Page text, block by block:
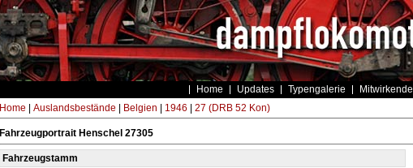
Home Updates Typengalerie Mitwirkende
Home Auslandsbestände Belgien 1946 27 (DRB 52 Kon)
Fahrzeugportrait Henschel 27305
Fahrzeugstamm